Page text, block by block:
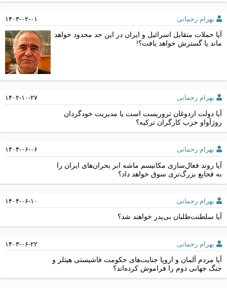
بهرام رحمانی ۱۴۰۳-۰۲-۰۱
آیا حملات متقابل اسرائیل و ایران در این حد محدود خواهد
ماند یا گسترش خواهد یافت؟!
بهرام رحمانی ۱۴۰۲-۱۰-۲۷
آیا دولت اردوغان تروریست است یا مدیریت خودگردان
روژآواو حزب کارگران ترکیه؟
بهرام رحمانی ۱۴۰۴-۰۶-۰۶
آیا روند فعال‌سازی مکانیسم ماشه ابر بحران‌های ایران را
به فجایع بزرگ‌تری سوق خواهد داد؟
بهرام رحمانی ۱۴۰۴-۰۶-۱۰
آیا سلطنت‌طلبان بی‌پدر خواهند شد؟
بهرام رحمانی ۱۴۰۳-۰۶-۲۲
آیا مردم آلمان و اروپا جنایت‌های حکومت فاشیستی هیتلر و
جنگ جهانی دوم را فراموش کرده‌اند؟